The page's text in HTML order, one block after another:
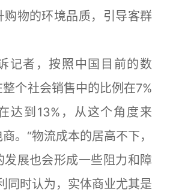
购物的环境品质，引导客群
者，按照中国目前的数
个社会销售中的比例在7%
达到13%，从这个角度来
。“物流成本的居高不下，
发展也会形成一些阻力和障
同时认为，实体商业尤其是